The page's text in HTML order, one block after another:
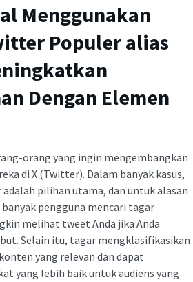
Menggunakan
Populer alias
Dengan Elemen
orang yang ingin mengembangkan
di X (Twitter). Dalam banyak kasus,
pilihan utama, dan untuk alasan
pengguna mencari tagar
melihat tweet Anda jika Anda
Selain itu, tagar mengklasifikasikan
yang relevan dan dapat
yang lebih baik untuk audiens yang